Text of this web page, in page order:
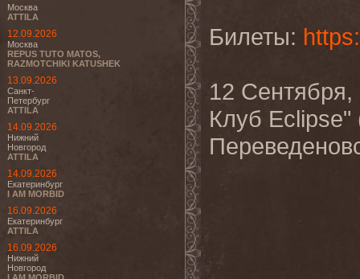
Москва
ATTILA
12.09.2026
Москва
REPUS TUTO MATOS,
RAZMOTCHIKI KATUSHEK
13.09.2026
Санкт-
Петербург
ATTILA
14.09.2026
Нижний
Новгород
ATTILA
14.09.2026
Екатеринбург
I AM MORBID
16.09.2026
Екатеринбург
ATTILA
16.09.2026
Нижний
Новгород
Билеты:
12
Клуб Eclipse"